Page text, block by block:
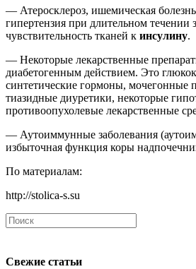
— Атеросклероз, ишемическая
гипертензия при длительном течении
чувствительность тканей к инсулину.
— Некоторые лекарственные
диабетогенным действием. Это
синтетические гормоны, мочегонные
тиазидные диуретики, некоторые
противоопухолевые лекарственные
— Аутоиммунные заболевания
избыточная функция коры
По материалам:
http://stolica-s.su
Свежие статьи